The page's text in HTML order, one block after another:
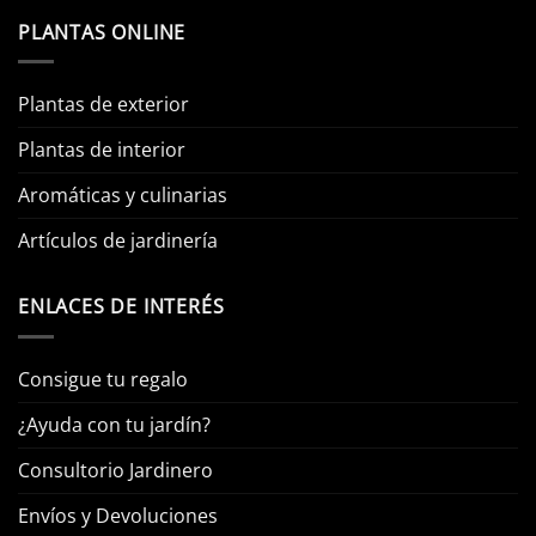
PLANTAS ONLINE
Plantas de exterior
Plantas de interior
Aromáticas y culinarias
Artículos de jardinería
ENLACES DE INTERÉS
Consigue tu regalo
¿Ayuda con tu jardín?
Consultorio Jardinero
Envíos y Devoluciones